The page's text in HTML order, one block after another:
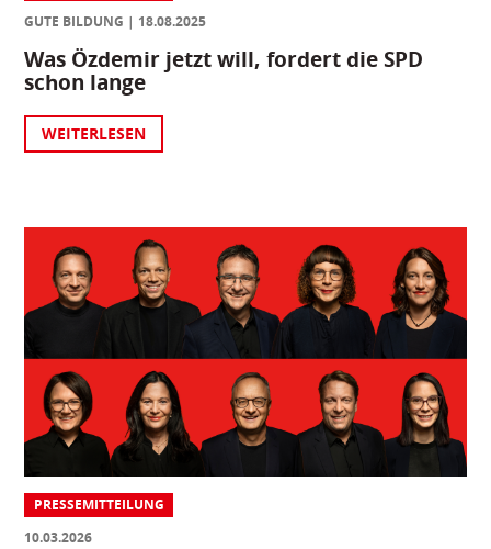
GUTE BILDUNG
18.08.2025
Was Özdemir jetzt will, fordert die SPD
schon lange
WEITERLESEN
PRESSEMITTEILUNG
10.03.2026